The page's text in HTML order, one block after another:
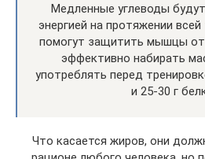
Медленные углеводы
энергией на протяжении
помогут защитить мышцы
эффективно набирать
употреблять перед
и 25-30 г
Что касается жиров, они